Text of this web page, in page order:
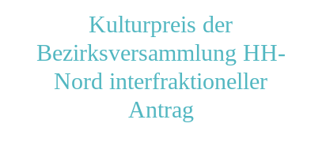
Kulturpreis der
Bezirksversammlung HH-
Nord interfraktioneller
Antrag